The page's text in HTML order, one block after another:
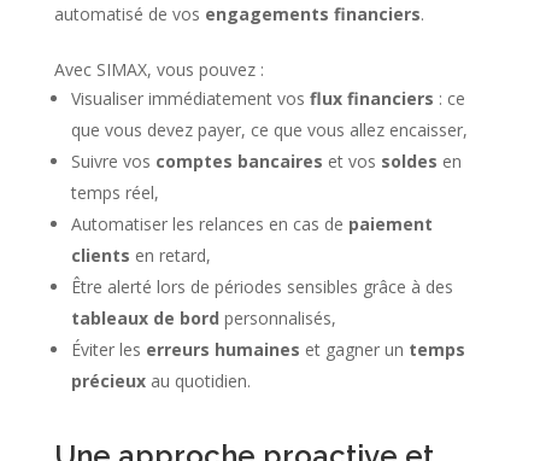
automatisé de vos engagements financiers.
Avec SIMAX, vous pouvez :
Visualiser immédiatement vos flux financiers : ce
que vous devez payer, ce que vous allez encaisser,
Suivre vos comptes bancaires et vos soldes en
temps réel,
Automatiser les relances en cas de paiement
clients en retard,
Être alerté lors de périodes sensibles grâce à des
tableaux de bord personnalisés,
Éviter les erreurs humaines et gagner un temps
précieuxau quotidien.